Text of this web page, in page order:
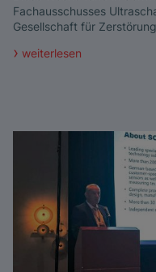
Fachausschusses
Gesellschaft für
weiterlesen